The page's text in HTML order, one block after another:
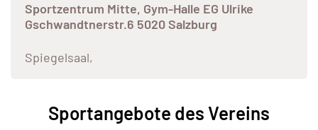
Sportzentrum Mitte, Gym-Halle EG Ulrike
Gschwandtnerstr.6 5020 Salzburg
Spiegelsaal,
Sportangebote des Vereins